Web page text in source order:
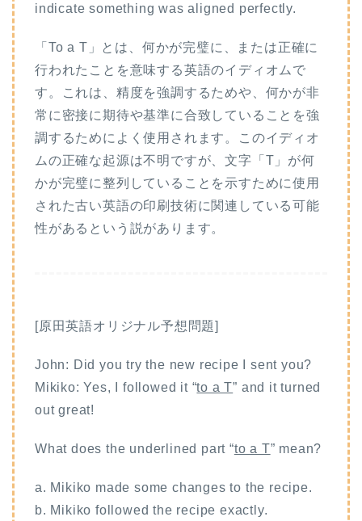
indicate something was aligned perfectly.
「To a T」とは、何かが完璧に、または正確に
行われたことを意味する英語のイディオムで
す。これは、精度を強調するためや、何かが非
常に密接に期待や基準に合致していることを強
調するためによく使用されます。このイディオ
ムの正確な起源は不明ですが、文字「T」が何
かが完璧に整列していることを示すために使用
された古い英語の印刷技術に関連している可能
性があるという説があります。
[原田英語オリジナル予想問題]
John: Did you try the new recipe I sent you?
Mikiko: Yes, I followed it “to a T” and it turned
out great!
What does the underlined part “to a T” mean?
a. Mikiko made some changes to the recipe.
b. Mikiko followed the recipe exactly.